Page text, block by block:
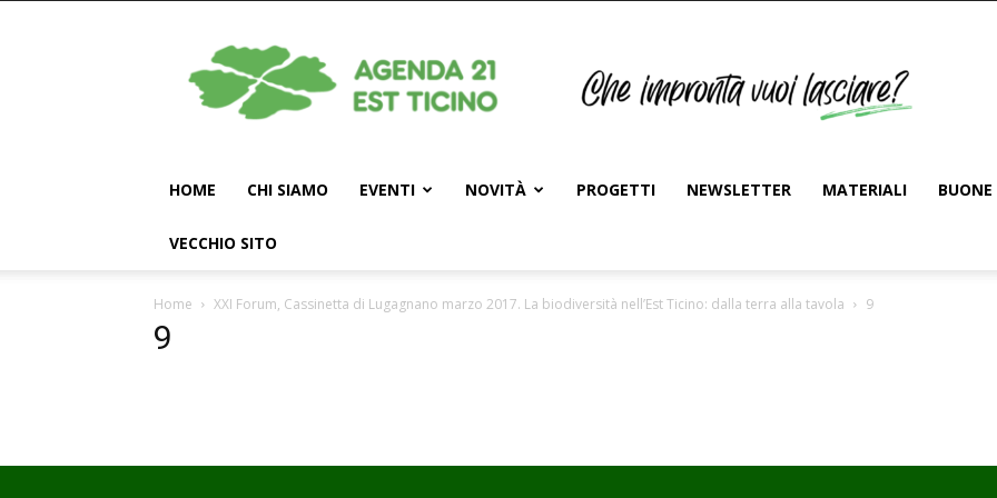
21
Est
Ticino
HOME CHI SIAMO EVENTI NOVITÀ PROGETTI NEWSLETTER MATERIALI
VECCHIO SITO
Home XXI Forum, Cassinetta di Lugagnano marzo 2017. La biodiversità nell’Est Ticino: dalla terra alla tavola 9
9